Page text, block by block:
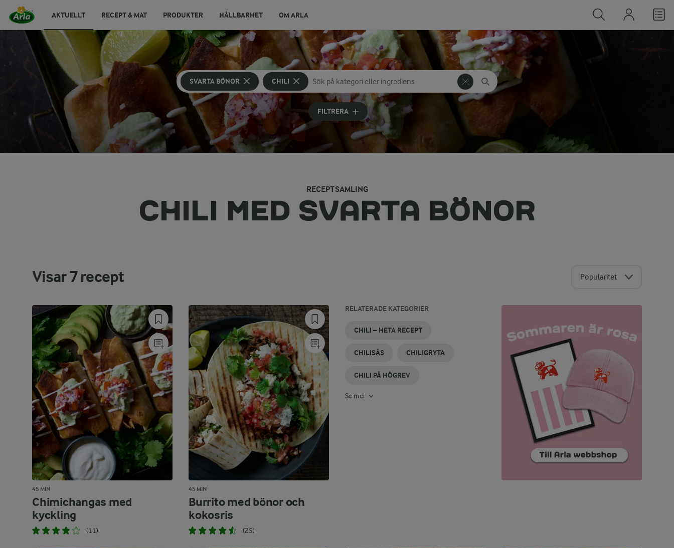
AKTUELLT RECEPT & MAT PRODUKTER HÅLLBARHET OM ARLA
SVARTA BÖNOR CHILI
Sök på kategori eller ingrediens
Skriv in sökord för att få förslag
FILTRERA
RECEPTSAMLING
CHILI MED SVARTA BÖNOR
Visar7recept Popularitet
45 MIN
Chimichangas med
kyckling
(11)
45 MIN
Burrito med bönor och
kokosris
(25)
RELATERADE KATEGORIER
CHILI – HETA RECEPT
CHILISÅS CHILIGRYTA
CHILI PÅ HÖGREV
INLAGD
CHILI
CHILIMAJONNÄS
PICKLAD
CHILI
CHILINÖTTER
CHILITHAI
CHILILIME
Se mer